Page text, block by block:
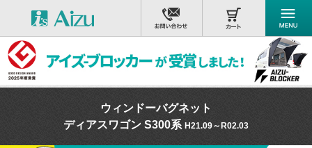
ウィンドーバグネット
ディアスワゴン S300系 H21.09～R02.03